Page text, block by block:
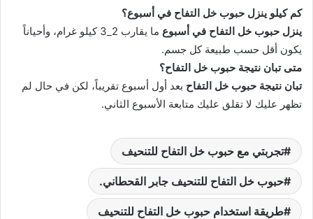
كم كيلو ينزل حبوب خل التفاح في أسبوع؟
ينزل حبوب خل التفاح في أسبوع
ما يقارب 2_3 كيلو غرام، وأحياناً
يكون أقل حسب طبيعة كل جسم.
متى تبان نتيجة حبوب خل التفاح؟
تبان نتيجة حبوب خل التفاح بعد أول أسبوع تقريباً، لكن في حال لم
تظهر عليك لا تقلق عليك متابعة الأسبوع الثاني.
تجربتي مع حبوب خل التفاح للتنحيف
حبوب خل التفاح للتنحيف جابر القحطاني.
طريقة استخدام حبوب خل التفاح للتنحيف